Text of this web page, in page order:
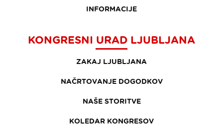
INFORMACIJE
KONGRESNI URAD LJUBLJANA
ZAKAJ LJUBLJANA
NAČRTOVANJE DOGODKOV
NAŠE STORITVE
KOLEDAR KONGRESOV